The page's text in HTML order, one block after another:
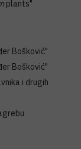
plants"
Bošković"
Bošković"
i drugih